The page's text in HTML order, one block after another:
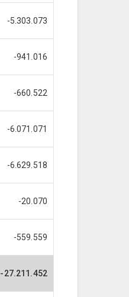
-5.303.073
-941.016
-660.522
-6.071.071
-6.629.518
-20.070
-559.559
-27.211.452